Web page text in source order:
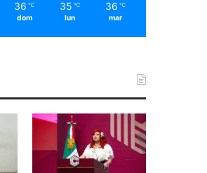
36 ℃
dom
35 ℃
lun
36 ℃
mar